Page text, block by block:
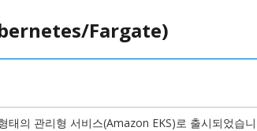
Fargate)
의 관리형 서비스(Amazon EKS)로 출시되었습